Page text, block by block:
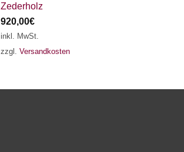
Zederholz
920,00€
inkl. MwSt.
zzgl. Versandkosten
AKKORDZITHER